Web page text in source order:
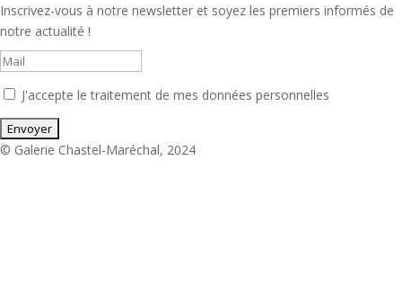
Inscrivez-vous à notre newsletter et soyez les premiers informés de
notre actualité !
J'accepte le traitement de mes données personnelles
© Galerie Chastel-Maréchal, 2024